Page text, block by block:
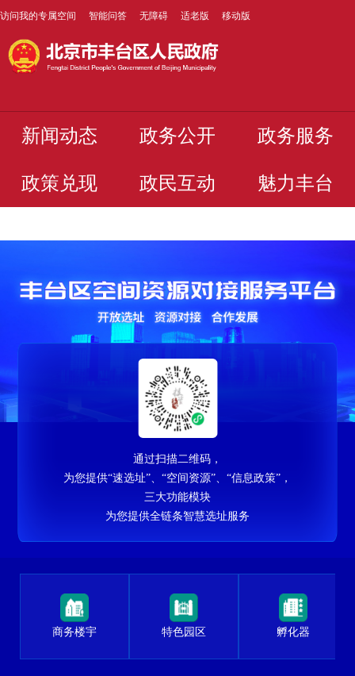
访问我的专属空间 智能问答 无障碍 适老版 移动版
新闻动态 政务公开 政务服务
政策兑现 政民互动 魅力丰台
通过扫描二维码，
为您提供“速选址”、“空间资源”、“信息政策”，
三大功能模块
为您提供全链条智慧选址服务
商务楼宇 特色园区 孵化器